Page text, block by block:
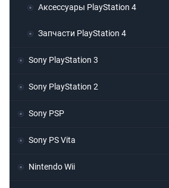
Аксессуары PlayStation 4
Запчасти PlayStation 4
Sony PlayStation 3
Sony PlayStation 2
Sony PSP
Sony PS Vita
Nintendo Wii